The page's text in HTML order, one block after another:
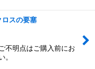
スの要塞
不明点はご購入前にお
。